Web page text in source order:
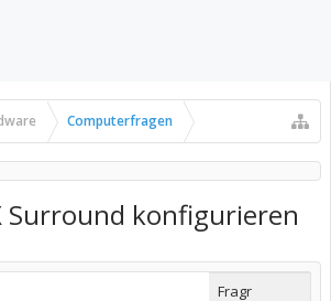
Computerfragen
Surround konfigurieren
Fragr